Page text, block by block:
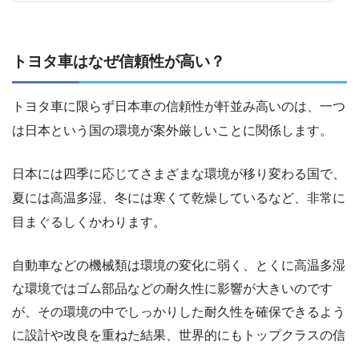
トヨタ車はなぜ信頼性が高い？
トヨタ車に限らず日本車の信頼性が軒並み高いのは、一つ
は日本という国の環境が案外厳しいことに関係します。
日本には四季に応じてさまざまな環境が移り変わる国で、
夏には高温多湿、冬には寒くて乾燥しているなど、非常に
目まぐるしくかわります。
自動車などの機械類は環境の変化に弱く、とくに高温多湿
な環境ではゴム部品などの耐久性に影響が大きいのです
が、その環境の中でしっかりした耐久性を確保できるよう
に設計や改良を重ねた結果、世界的にもトップクラスの信